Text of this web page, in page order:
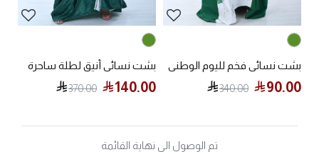
بشت نسائي فخم لليوم الوطني
90.00
340.00
بشت نسائي أنيق لطلة ساحرة
140.00
370.00
تم الوصول الي نهاية القائمة